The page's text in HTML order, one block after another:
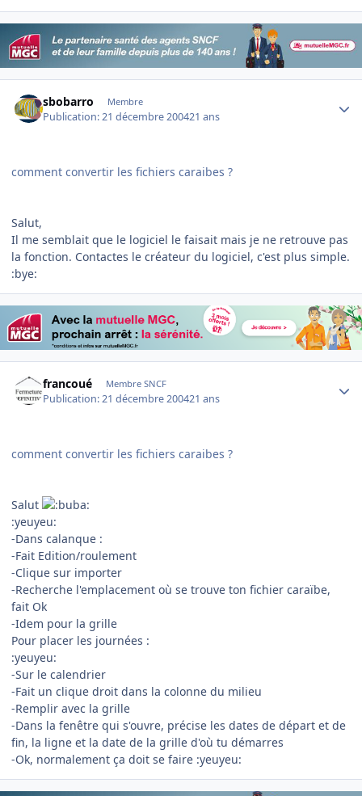
sbobarro Membre
Publication:21 décembre 200421 ans
comment convertir les fichiers caraibes ?
Salut,
Il me semblait que le logiciel le faisait mais je ne retrouve pas
la fonction. Contactes le créateur du logiciel, c'est plus simple.
:bye:
francoué Membre SNCF
Publication:21 décembre 200421 ans
comment convertir les fichiers caraibes ?
Salut
:yeuyeu:
-Dans calanque :
-Fait Edition/roulement
-Clique sur importer
-Recherche l'emplacement où se trouve ton fichier caraïbe,
fait Ok
-Idem pour la grille
Pour placer les journées :
:yeuyeu:
-Sur le calendrier
-Fait un clique droit dans la colonne du milieu
-Remplir avec la grille
-Dans la fenêtre qui s'ouvre, précise les dates de départ et de
fin, la ligne et la date de la grille d'où tu démarres
-Ok, normalement ça doit se faire :yeuyeu: